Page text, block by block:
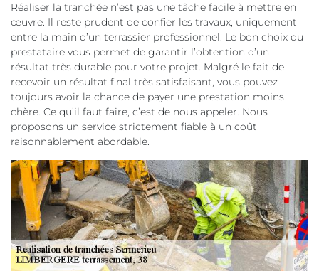
Réaliser la tranchée n’est pas une tâche facile à mettre en
œuvre. Il reste prudent de confier les travaux, uniquement
entre la main d’un terrassier professionnel. Le bon choix du
prestataire vous permet de garantir l’obtention d’un
résultat très durable pour votre projet. Malgré le fait de
recevoir un résultat final très satisfaisant, vous pouvez
toujours avoir la chance de payer une prestation moins
chère. Ce qu’il faut faire, c’est de nous appeler. Nous
proposons un service strictement fiable à un coût
raisonnablement abordable.